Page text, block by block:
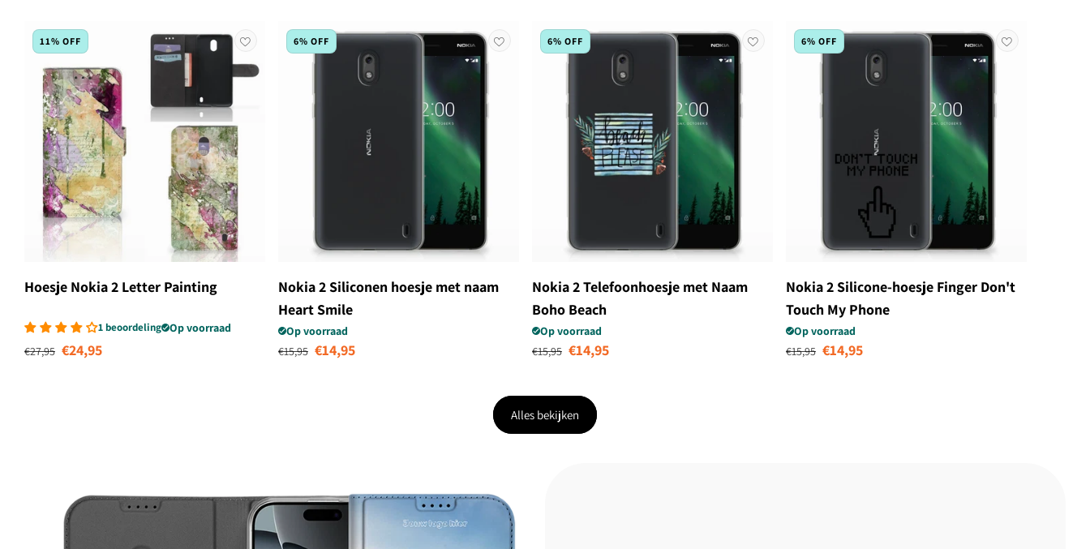
11% OFF
Hoesje Nokia 2 Letter Painting
1 beoordeling Op voorraad
Normale prijs
€27,95 Aanbiedingsprijs
€24,95
6% OFF
Nokia 2 Siliconen hoesje met naam
Heart Smile
Op voorraad
Normale prijs
€15,95 Aanbiedingsprijs
€14,95
6% OFF
Nokia 2 Telefoonhoesje met Naam
Boho Beach
Op voorraad
Normale prijs
€15,95 Aanbiedingsprijs
€14,95
6% OFF
Nokia 2 Silicone-hoesje Finger Don't
Touch My Phone
Op voorraad
Normale prijs
€15,95 Aanbiedingsprijs
€14,95
Alles bekijken